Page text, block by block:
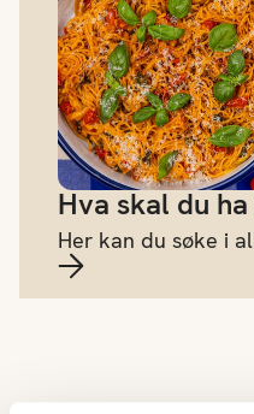
Hva skal du
Her kan du søke i